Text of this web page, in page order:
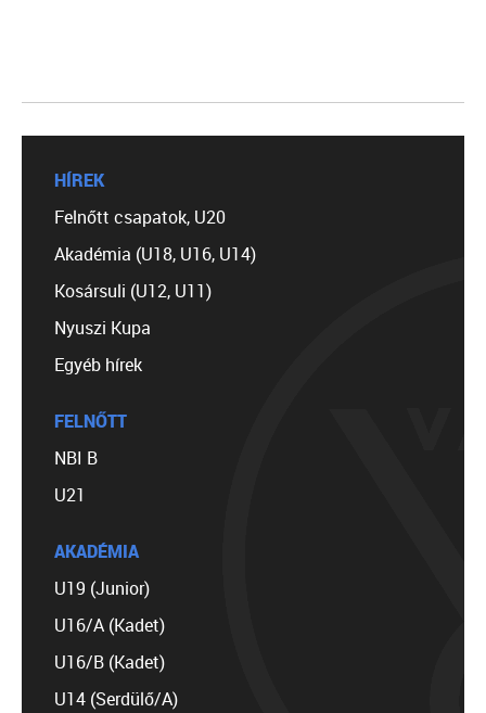
HÍREK
Felnőtt csapatok, U20
Akadémia (U18, U16, U14)
Kosársuli (U12, U11)
Nyuszi Kupa
Egyéb hírek
FELNŐTT
NBI B
U21
AKADÉMIA
U19 (Junior)
U16/A (Kadet)
U16/B (Kadet)
U14 (Serdülő/A)